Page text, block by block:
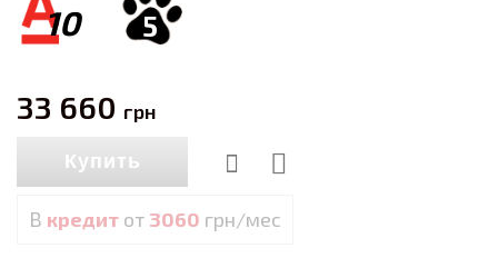
10 5
33 660 грн
Купить
В кредит от 3060 грн/мес